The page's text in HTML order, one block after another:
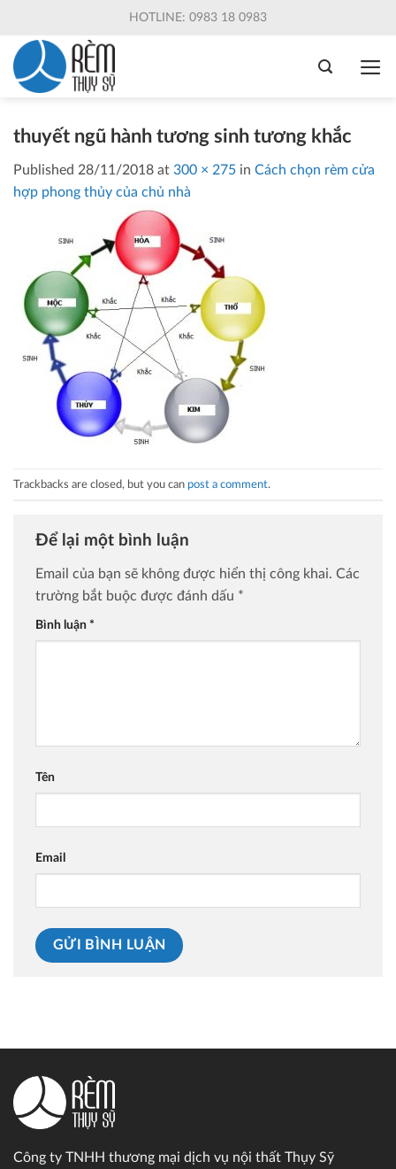
content
HOTLINE: 0983 18 0983
thuyết ngũ hành tương sinh tương khắc
Published 28/11/2018 at 300 × 275 in Cách chọn rèm cửa
hợp phong thủy của chủ nhà
Trackbacks are closed, but you can post a comment.
Để lại một bình luận
Email của bạn sẽ không được hiển thị công khai. Các
trường bắt buộc được đánh dấu *
Bình luận *
Tên
Email
Công ty TNHH thương mại dịch vụ nội thất Thụy Sỹ